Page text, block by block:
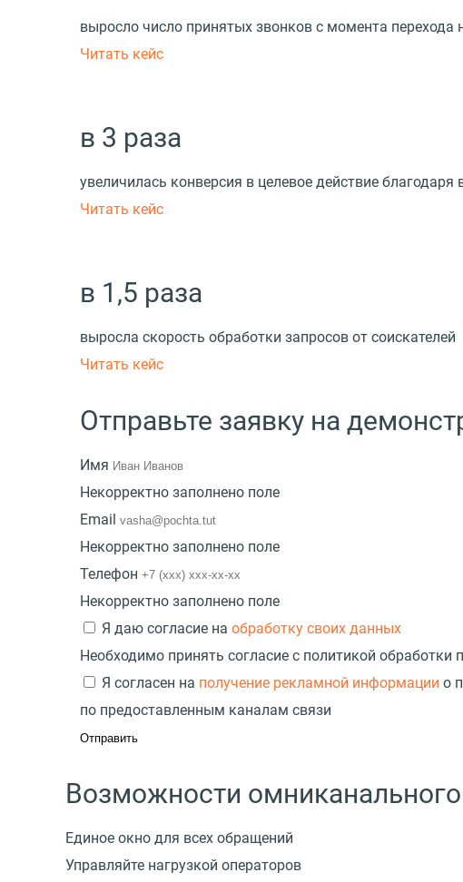
выросло число принятых звонков с момента перехода
Читать кейс
в 3 раза
увеличилась конверсия в целевое действие
Читать кейс
в 1,5 раза
выросла скорость обработки запросов от соискателей
Читать кейс
Отправьте заявку на
Имя
Некорректно заполнено поле
Email
Некорректно заполнено поле
Телефон
Некорректно заполнено поле
Я даю согласие на обработку своих данных
Необходимо принять согласие с политикой обработки
Я согласен на получение рекламной информации о
по предоставленным каналам связи
Возможности омниканального
Единое окно для всех обращений
Управляйте нагрузкой операторов